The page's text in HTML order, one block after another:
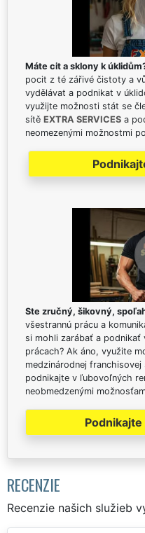
Máte cit a sklony k
pocit z té zářivé čistoty a
vydělávat a podnikat v
využijte možnosti stát se
sítě EXTRA SERVICES a
neomezenými možnostmi
Ste zručný, šikovný,
všestrannú prácu a
si mohli zarábať a podnikať
prácach? Ak áno, využite
medzinárodnej franchisovej
podnikajte v ľubovoľných
neobmedzenými
RECENZIE
Recenzie našich služieb